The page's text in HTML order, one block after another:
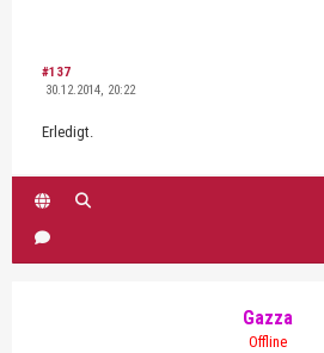
#137
30.12.2014, 20:22
Erledigt.
Gazza
Offline